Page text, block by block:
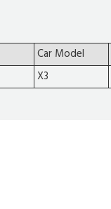
Car Model
X3